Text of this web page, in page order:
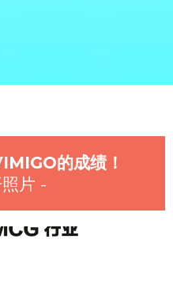
的成绩！
片 -